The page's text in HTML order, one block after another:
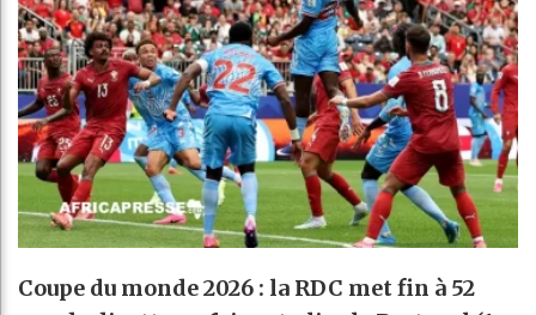
Coupe du monde 2026 : la RDC met fin à 52